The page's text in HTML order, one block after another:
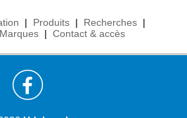
| Produits | Recherches |
Marques | Contact & accès